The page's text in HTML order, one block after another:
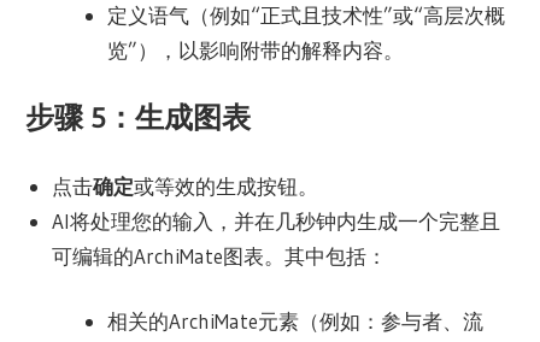
定义语气（例如“正式且技术性”或“高层次概
览”），以影响附带的解释内容。
步骤 5：生成图表
点击确定或等效的生成按钮。
AI将处理您的输入，并在几秒钟内生成一个完整且
可编辑的ArchiMate图表。其中包括：
相关的ArchiMate元素（例如：参与者、流